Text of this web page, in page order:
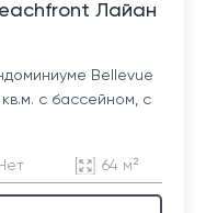
Лайан
Bellevue
с бассейном, с
Нет 64 м²